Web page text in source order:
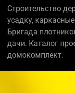
Строительство
усадку,
Бригада
дачи. Каталог
домокомплект.